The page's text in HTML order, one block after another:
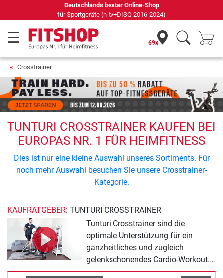
Deutschlands bester Online-Shop
für Sportgeräte (n-tv+DISQ 2016-2024)
69x
Crosstrainer
TUNTURI CROSSTRAINER KAUFEN BEI
EUROPAS NR. 1 FÜR HEIMFITNESS
Dies ist nur eine kleine Auswahl unseres Sortiments. Für
noch mehr Auswahl besuchen Sie unsere Crosstrainer-
Kategorie.
KAUFRATGEBER: TUNTURI CROSSTRAINER
Tunturi Crosstrainer sind die
optimale Unterstützung für ein
ganzheitliches und zugleich
gelenkschonendes Cardio-Workout.
Das Training auf einem Crosstrainer